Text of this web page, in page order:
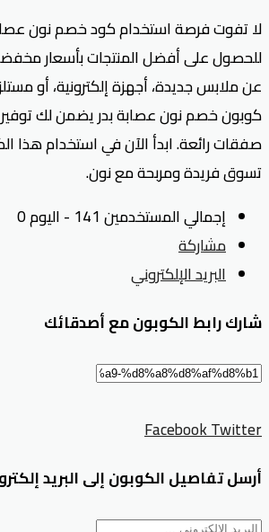
للحصول على أفضل المنتجات بأسعار
عن ملابس جديدة، أجهزة إلكترونية، أو
كوبون خصم نون عصابة بدر يضمن لك
صفقات رائعة. ابدأ الآن في استخدام هذا
تسوق فريدة ومربحة مع نون.
إجمالي المستخدمين 141 - اليوم 0
مشاركة
البريد الإلكتروني
شارك رابط الكوبون مع أصدقائك
FacebookTwitter
أرسل تفاصيل الكوبون إلى البريد